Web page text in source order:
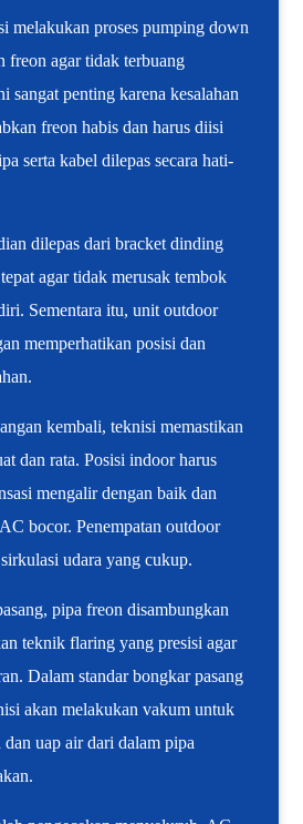
melakukan proses pumping down
freon agar tidak terbuang
sangat penting karena kesalahan
freon habis dan harus diisi
serta kabel dilepas secara hati-
dilepas dari bracket dinding
agar tidak merusak tembok
Sementara itu, unit outdoor
memperhatikan posisi dan
kembali, teknisi memastikan
dan rata. Posisi indoor harus
mengalir dengan baik dan
bocor. Penempatan outdoor
udara yang cukup.
pipa freon disambungkan
teknik flaring yang presisi agar
Dalam standar bongkar pasang
akan melakukan vakum untuk
uap air dari dalam pipa